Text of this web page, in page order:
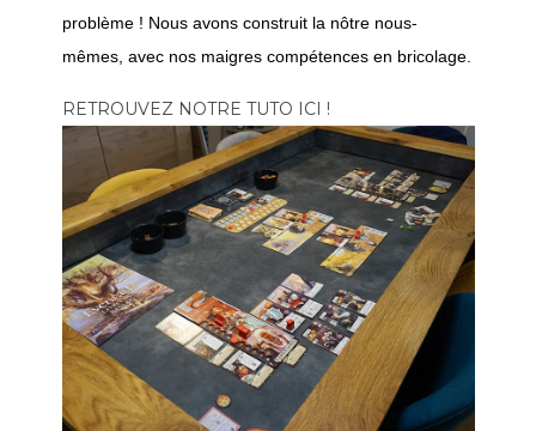
problème ! Nous avons construit la nôtre nous-
mêmes, avec nos maigres compétences en bricolage.
RETROUVEZ NOTRE TUTO ICI !